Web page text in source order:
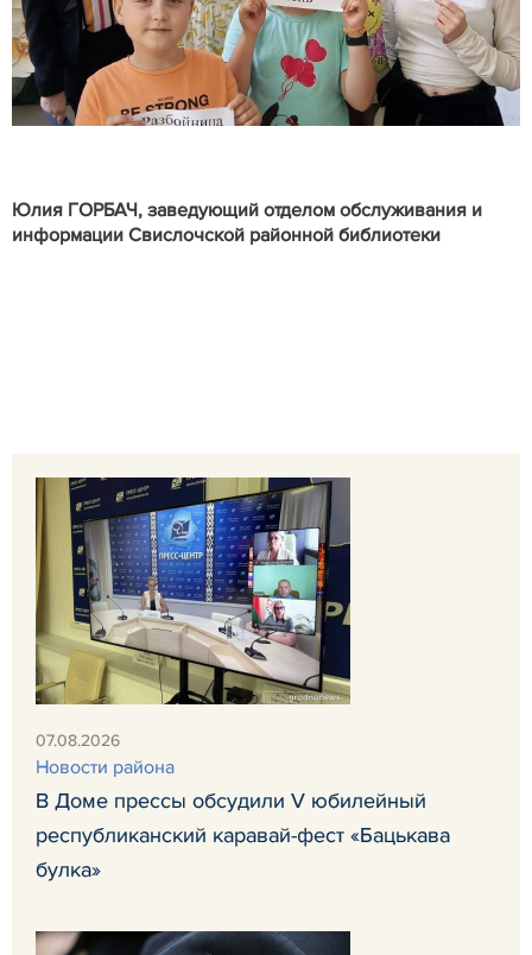
Юлия ГОРБАЧ, заведующий отделом обслуживания и
информации Свислочской районной библиотеки
07.08.2026
Новости района
В Доме прессы обсудили V юбилейный
республиканский каравай-фест «Бацькава
булка»